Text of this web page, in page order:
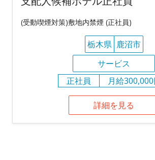
(受動喫煙対策)敷地内禁煙 (正社員)
栃木県 鹿沼市
サービス
正社員
月給
詳細を見る